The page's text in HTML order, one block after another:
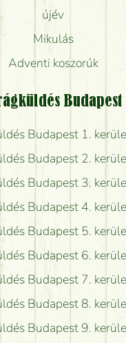
újév
Mikulás
Adventi koszorúk
Budapest
Budapest 1.
Budapest 2.
Budapest 3.
Budapest 4.
Budapest 5.
Budapest 6.
Budapest 7.
Budapest 8.
Budapest 9.